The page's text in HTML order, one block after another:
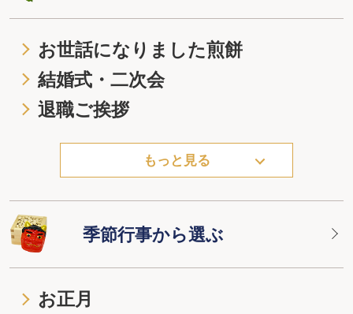
お世話になりました煎餅
結婚式・二次会
退職ご挨拶
もっと見る
季節行事から選ぶ
お正月